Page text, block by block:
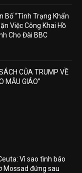
Bố “Tình Trạng Khẩn
Việc Công Khai Hồ
Cho Đài BBC
CỦA TRUMP VỀ
MẪU GIÁO”
Vì sao tình báo
Mossad đứng sau